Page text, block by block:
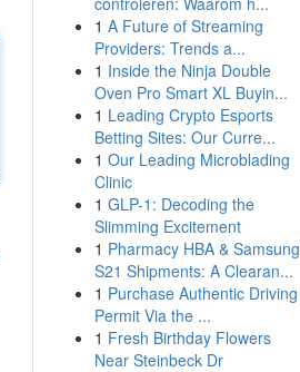
1 A Future of Streaming
Providers: Trends a...
1 Inside the Ninja Double
Oven Pro Smart XL Buyin...
1 Leading Crypto Esports
Betting Sites: Our Curre...
1 Our Leading Microblading
Clinic
1 GLP-1: Decoding the
Slimming Excitement
1 Pharmacy HBA & Samsung
S21 Shipments: A Clearan...
1 Purchase Authentic Driving
Permit Via the ...
1 Fresh Birthday Flowers
Near Steinbeck Dr